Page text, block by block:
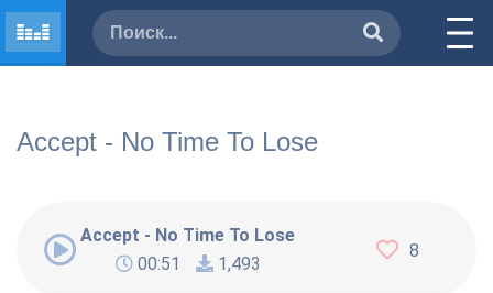
Accept - No Time To Lose
Accept - No Time To Lose
00:51
1,493
8